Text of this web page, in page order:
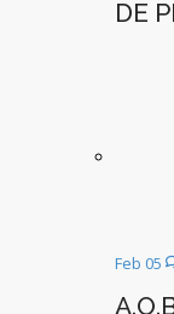
DE
Feb 05